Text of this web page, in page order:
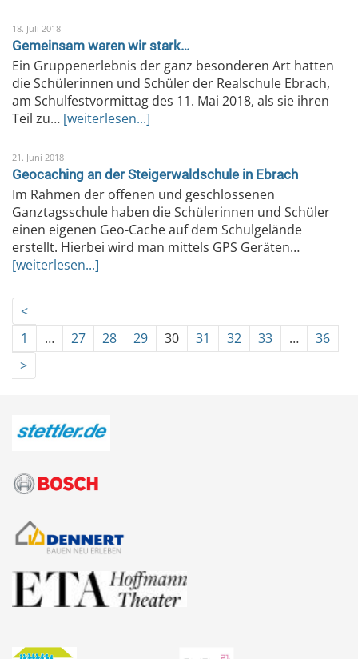
18. Juli 2018
Gemeinsam waren wir stark…
Ein Gruppenerlebnis der ganz besonderen Art hatten
die Schülerinnen und Schüler der Realschule Ebrach,
am Schulfestvormittag des 11. Mai 2018, als sie ihren
Teil zu… [weiterlesen...]
21. Juni 2018
Geocaching an der Steigerwaldschule in Ebrach
Im Rahmen der offenen und geschlossenen
Ganztagsschule haben die Schülerinnen und Schüler
einen eigenen Geo-Cache auf dem Schulgelände
erstellt. Hierbei wird man mittels GPS Geräten…
[weiterlesen...]
<
1
… 27 28 29 30 31 32 33 …
36
>